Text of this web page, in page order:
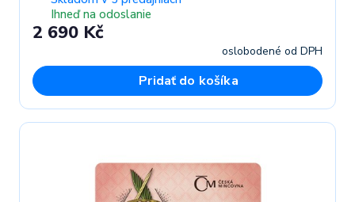
Ihneď na odoslanie
2 690 Kč
oslobodené od DPH
Pridať do košíka